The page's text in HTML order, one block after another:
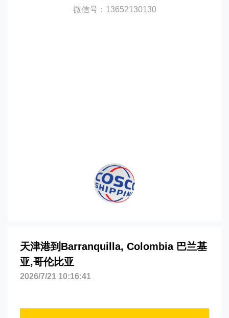
微信号：13652130130
天津港到Barranquilla, Colombia 巴兰基
亚,哥伦比亚
2026/7/21 10:16:41